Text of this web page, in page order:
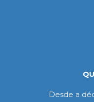
Desde a